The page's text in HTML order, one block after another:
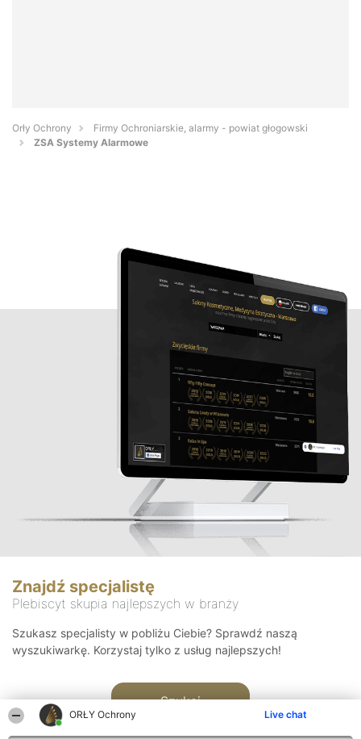
ORŁY Ochrony Live chat
Orły Ochrony
Firmy Ochroniarskie, alarmy - powiat głogowski
ZSA Systemy Alarmowe
Znajdź specjalistę
Plebiscyt skupia najlepszych w branży
Szukasz specjalisty w pobliżu Ciebie? Sprawdź naszą
wyszukiwarkę. Korzystaj tylko z usług najlepszych!
Szukaj